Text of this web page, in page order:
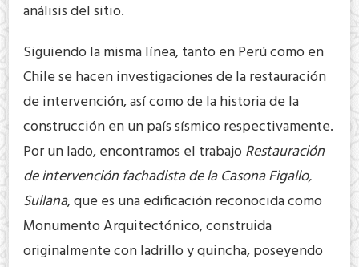
análisis del sitio.
Siguiendo la misma línea, tanto en Perú como en
Chile se hacen investigaciones de la restauración
de intervención, así como de la historia de la
construcción en un país sísmico respectivamente.
Por un lado, encontramos el trabajoRestauración
de intervención fachadista de la Casona Figallo,
Sullana, que es una edificación reconocida como
Monumento Arquitectónico, construida
originalmente con ladrillo y quincha, poseyendo